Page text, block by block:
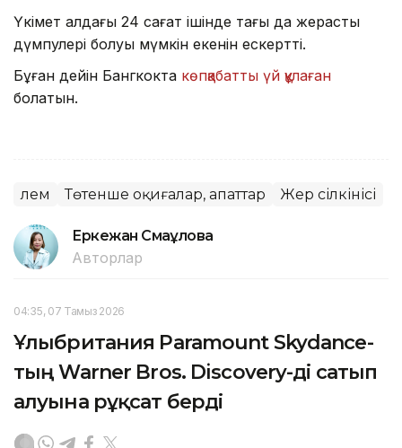
Үкімет алдағы 24 сағат ішінде тағы да жерасты
дүмпулері болуы мүмкін екенін ескертті.
Бұған дейін Бангкокта көпқабатты үй құлаған
болатын.
Әлем Төтенше оқиғалар, апаттар Жер сілкінісі
Еркежан Смағұлова
Авторлар
04:35, 07 Тамыз 2026
Ұлыбритания Paramount Skydance-
тың Warner Bros. Discovery-ді сатып
алуына рұқсат берді